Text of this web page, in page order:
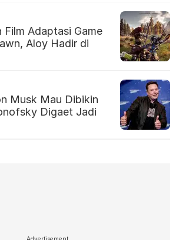
Film Adaptasi Game
Aloy Hadir di
Musk Mau Dibikin
Digaet Jadi